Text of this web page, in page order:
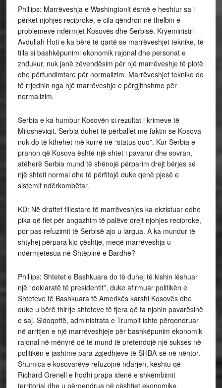
Phillips: Marrëveshja e Washingtonit është e heshtur sa i
përket njohjes reciproke, e cila qëndron në thelbin e
problemeve ndërmjet Kosovës dhe Serbisë. Kryeministri
Avdullah Hoti e ka bërë të qartë se marrëveshjet teknike, të
tilla si bashkëpunimi ekonomik rajonal dhe personat e
zhdukur, nuk janë zëvendësim për një marrëveshje të plotë
dhe përfundimtare për normalizim. Marrëveshjet teknike do
të rrjedhin nga një marrëveshje e përgjithshme për
normalizim.
Serbia e ka humbur Kosovën si rezultat i krimeve të
Milosheviqit. Serbia duhet të përballet me faktin se Kosova
nuk do të kthehet më kurrë në “status quo”. Kur Serbia e
pranon që Kosova është një shtet i pavarur dhe sovran,
atëherë Serbia mund të shënojë përparim drejt bërjes së
një shteti normal dhe të përfitojë duke qenë pjesë e
sistemit ndërkombëtar.
KD: Në draftet fillestare të marrëveshjes ka ekzistuar edhe
pika që flet për angazhim të palëve drejt njohjes reciproke,
por pas refuzimit të Serbisë ajo u largua. A ka mundur të
shtyhej përpara kjo çështje, meqë marrëveshja u
ndërmjetësua në Shtëpinë e Bardhë?
Phillips: Shtetet e Bashkuara do të duhej të kishin lëshuar
një “deklaratë të presidentit”, duke afirmuar politikën e
Shteteve të Bashkuara të Amerikës karshi Kosovës dhe
duke u bërë thirrje shteteve të tjera që ta njohin pavarësinë
e saj. Sidoqoftë, administrata e Trumpit ishte përqendruar
në arritjen e një marrëveshjeje për bashkëpunim ekonomik
rajonal në mënyrë që të mund të pretendojë një sukses në
politikën e jashtme para zgjedhjeve të SHBA-së në nëntor.
Shumica e kosovarëve refuzojnë ndarjen, kështu që
Richard Grenell e hodhi prapa idenë e shkëmbimit
territorial dhe u përqendrua në çështjet ekonomike.